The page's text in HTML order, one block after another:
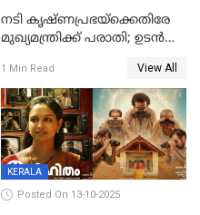
നടി കൃഷ്ണപ്രഭയ്‌ക്കെതിരേ
മുഖ്യമന്ത്രിക്ക് പരാതി; ഉടൻ
പരാതിയിൽ
1 Min Read View All
KERALA
Posted On 13-10-2025